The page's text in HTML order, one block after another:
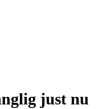
just nu